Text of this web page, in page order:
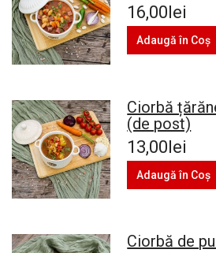
16,00lei
Adaugă în Coş
Ciorbă
(de post)
13,00lei
Adaugă în Coş
Ciorbă de